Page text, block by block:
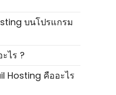
บนโปรแกรม
ไร ?
Hosting คืออะไร